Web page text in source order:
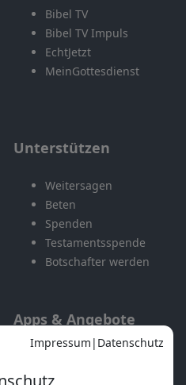
Bibel TV
Bibel TV Impuls
EchtJetzt
MeinGottesdienst
Unterstützen
Weitersagen
Beten
Spenden
Testamentsspende
Botschafter werden
Apps & Angebote
Mobile App